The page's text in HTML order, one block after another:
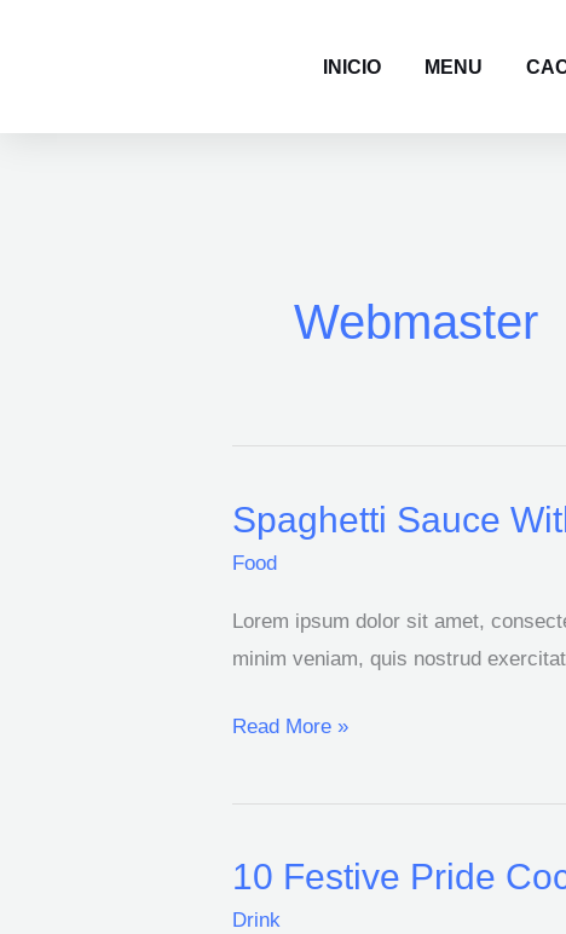
INICIO MENU
Webmaster
Spaghetti Sauce
Food
Lorem ipsum dolor sit amet,
minim veniam, quis nostrud
Spaghetti
Sauce
Ground
Beef
Read More »
10 Festive Pride
Drink
10
Festive